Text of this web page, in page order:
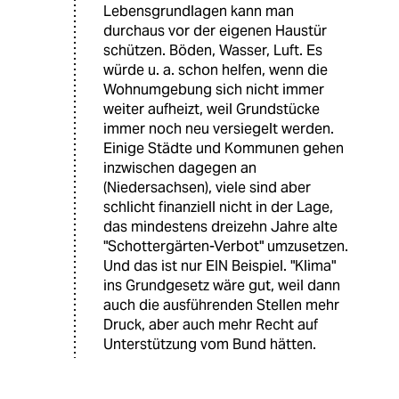
Lebensgrundlagen kann man
durchaus vor der eigenen Haustür
schützen. Böden, Wasser, Luft. Es
würde u. a. schon helfen, wenn die
Wohnumgebung sich nicht immer
weiter aufheizt, weil Grundstücke
immer noch neu versiegelt werden.
Einige Städte und Kommunen gehen
inzwischen dagegen an
(Niedersachsen), viele sind aber
schlicht finanziell nicht in der Lage,
das mindestens dreizehn Jahre alte
"Schottergärten-Verbot" umzusetzen.
Und das ist nur EIN Beispiel. "Klima"
ins Grundgesetz wäre gut, weil dann
auch die ausführenden Stellen mehr
Druck, aber auch mehr Recht auf
Unterstützung vom Bund hätten.